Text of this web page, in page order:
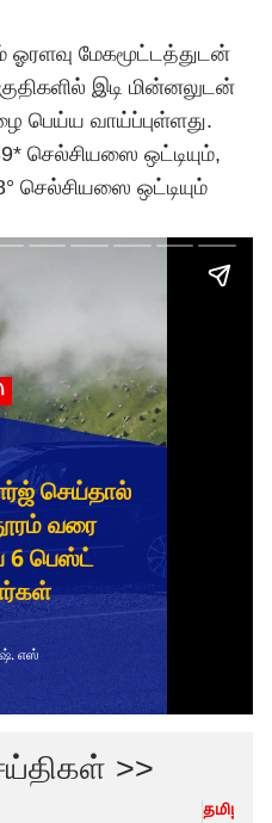
மேகமூட்டத்துடன்
இடி மின்னலுடன்
பெய்ய வாய்ப்புள்ளது.
செல்சியஸை ஒட்டியும்,
செல்சியஸை ஒட்டியும்
>>